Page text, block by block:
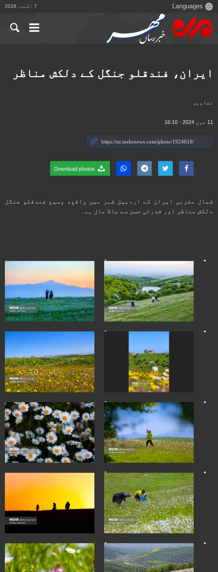
7 اگست، 2026
تصاوير
11 جون 2024 - 16:10
ایران، فندقلو جنگل کے دلکش مناظر
شمال مغربی ایران کے اردبیل شہر میں واقع، وسیع فندقلو جنگل
دلکش مناظر اور قدرتی حسن سے مالا مال ہے۔